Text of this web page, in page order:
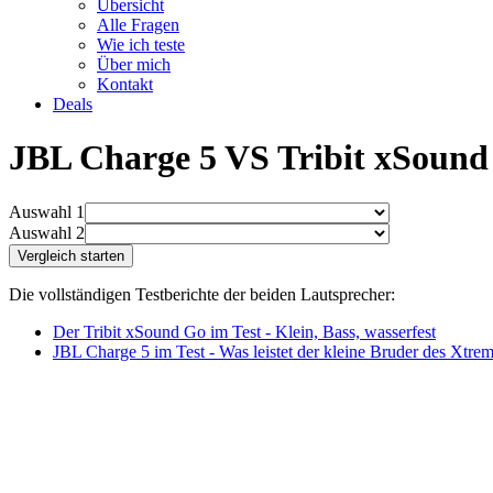
Übersicht
Alle Fragen
Wie ich teste
Über mich
Kontakt
Deals
JBL Charge 5 VS Tribit
Auswahl 1
Auswahl 2
Die vollständigen Testberichte der beiden Lautsprecher:
Der Tribit xSound Go im Test - Klein, Bass, wasserfest
JBL Charge 5 im Test - Was leistet der kleine Bruder des